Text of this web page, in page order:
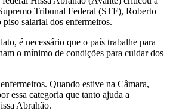
Tribunal Federal (STF), Roberto
salarial dos enfermeiros.
é necessário que o país trabalhe para
o mínimo de condições para cuidar dos
Quando estive na Câmara,
essa categoria que tanto ajuda a
Abrahão.